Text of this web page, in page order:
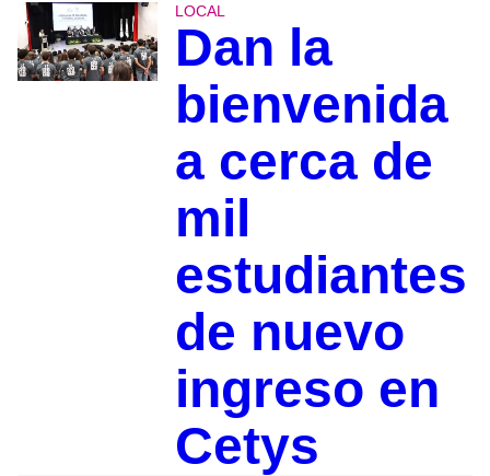
LOCAL
Dan la
bienvenida
a cerca de
mil
estudiantes
de nuevo
ingreso en
Cetys